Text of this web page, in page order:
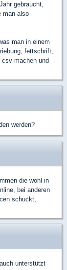
gebraucht,
man also
man in einem
fettschrift,
machen und
werden?
die wohl in
bei anderen
schuckt,
unterstützt